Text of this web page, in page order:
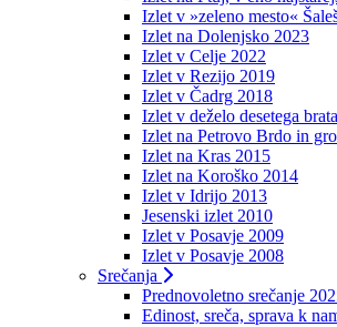
Izlet v »zeleno mesto«
Izlet na Dolenjsko 2023
Izlet v Celje 2022
Izlet v Rezijo 2019
Izlet v Čadrg 2018
Izlet v deželo desetega
Izlet na Petrovo Brdo in
Izlet na Kras 2015
Izlet na Koroško 2014
Izlet v Idrijo 2013
Jesenski izlet 2010
Izlet v Posavje 2009
Izlet v Posavje 2008
Srečanja
Prednovoletno srečanje
Edinost, sreča, sprava k